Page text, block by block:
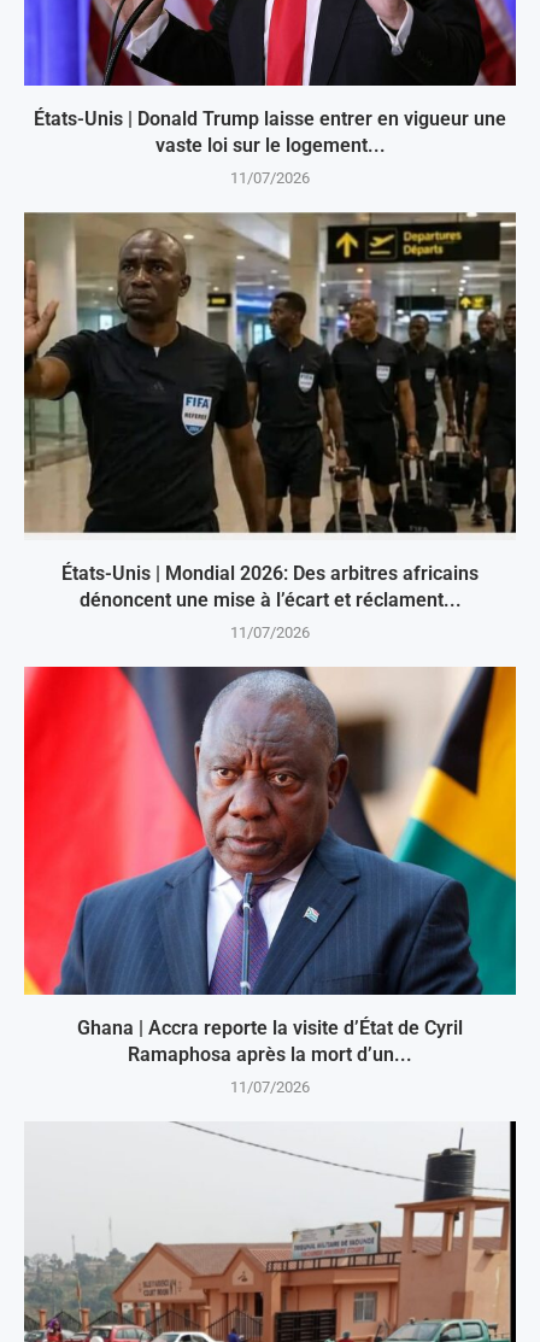
États-Unis | Donald Trump laisse entrer en vigueur une
vaste loi sur le logement...
11/07/2026
États-Unis | Mondial 2026: Des arbitres africains
dénoncent une mise à l’écart et réclament...
11/07/2026
Ghana | Accra reporte la visite d’État de Cyril
Ramaphosa après la mort d’un...
11/07/2026